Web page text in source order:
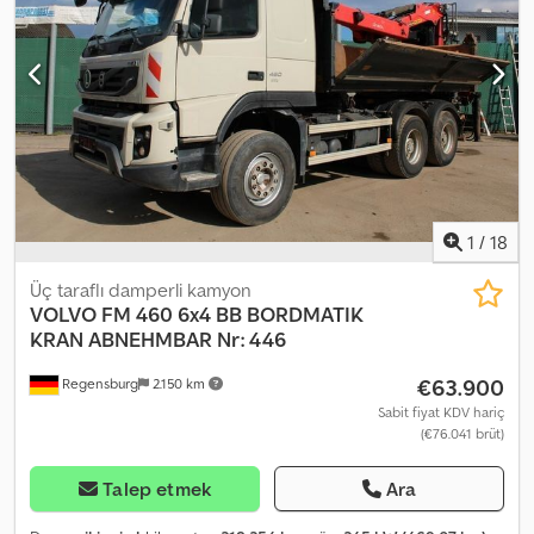
aparatı Maur damperli kasa I-Shift şanzıman Retarder / Motor freni
Uyku kabini Radyo/CD Klima Toplam uzunluk: 725 cm Genişlik: 255
cm Dingil mesafesi: 340 cm Cedpfx Acezr T I Ns Iorf Açıklama İyi
donanımlı tandem damperli kamyon, kar küreme ekipmanına hazır
ve düşük kilometreye sahip. Km: 251576 HP: 519 Muayene: Var AB
onaylı, geçerlilik tarihi: 24.06.2027 Boş ağırlık: 12900 Toplam ağırlık:
30000 Yük kapasitesi: 17025 Genişlik: 255 Uzunluk: 725 Euro: 4
Model: FH520 6x4 damperli kamyon (kar küreme ekipmanlı)
Şanzıman: Otomatik = Ek Bilgiler = Daha fazla bilgi için ATS Norway
1 / 18
Regensburg 2.150 km
Üç taraflı damperli kamyon
VOLVO FM 460 6x4 BB BORDMATIK
KRAN ABNEHMBAR Nr: 446
€63.900
Sabit fiyat KDV hariç
(€76.041 brüt)
Talep etmek Ara